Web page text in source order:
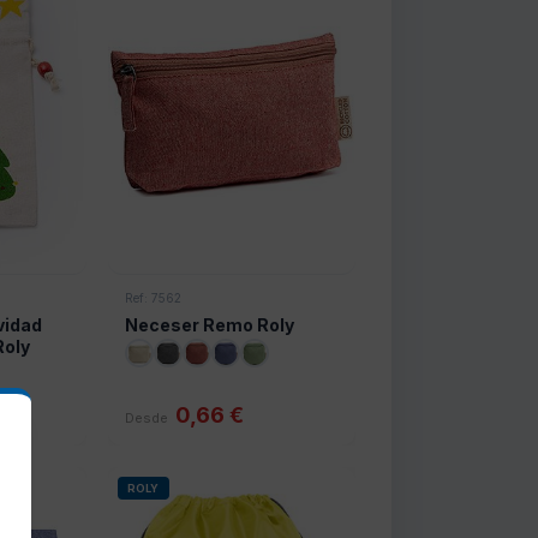
Ref: 7562
Neceser Remo Roly
Desde 0,66 €
ROLY